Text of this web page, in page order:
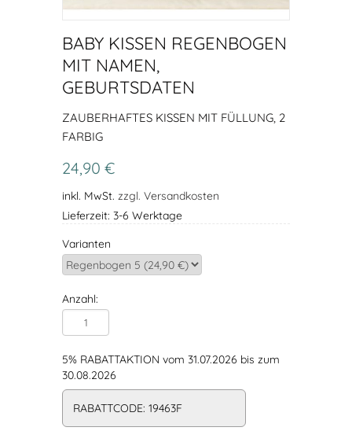
BABY KISSEN REGENBOGEN
MIT NAMEN,
GEBURTSDATEN
ZAUBERHAFTES KISSEN MIT FÜLLUNG, 2
FARBIG
24,90 €
inkl. MwSt. zzgl. Versandkosten
Lieferzeit: 3-6 Werktage
Varianten
Anzahl:
5% RABATTAKTION vom 31.07.2026 bis zum
30.08.2026
RABATTCODE: 19463F